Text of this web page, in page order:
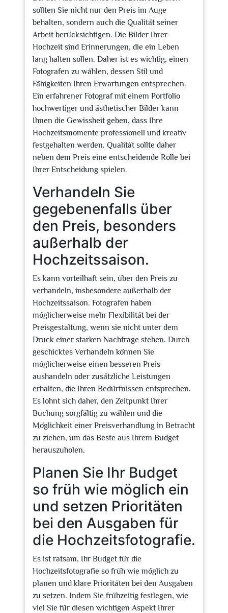
sollten Sie nicht nur den Preis im Auge
behalten, sondern auch die Qualität seiner
Arbeit berücksichtigen. Die Bilder Ihrer
Hochzeit sind Erinnerungen, die ein Leben
lang halten sollen. Daher ist es wichtig, einen
Fotografen zu wählen, dessen Stil und
Fähigkeiten Ihren Erwartungen entsprechen.
Ein erfahrener Fotograf mit einem Portfolio
hochwertiger und ästhetischer Bilder kann
Ihnen die Gewissheit geben, dass Ihre
Hochzeitsmomente professionell und kreativ
festgehalten werden. Qualität sollte daher
neben dem Preis eine entscheidende Rolle bei
Ihrer Entscheidung spielen.
Verhandeln Sie
gegebenenfalls über
den Preis, besonders
außerhalb der
Hochzeitssaison.
Es kann vorteilhaft sein, über den Preis zu
verhandeln, insbesondere außerhalb der
Hochzeitssaison. Fotografen haben
möglicherweise mehr Flexibilität bei der
Preisgestaltung, wenn sie nicht unter dem
Druck einer starken Nachfrage stehen. Durch
geschicktes Verhandeln können Sie
möglicherweise einen besseren Preis
aushandeln oder zusätzliche Leistungen
erhalten, die Ihren Bedürfnissen entsprechen.
Es lohnt sich daher, den Zeitpunkt Ihrer
Buchung sorgfältig zu wählen und die
Möglichkeit einer Preisverhandlung in Betracht
zu ziehen, um das Beste aus Ihrem Budget
herauszuholen.
Planen Sie Ihr Budget
so früh wie möglich ein
und setzen Prioritäten
bei den Ausgaben für
die Hochzeitsfotografie.
Es ist ratsam, Ihr Budget für die
Hochzeitsfotografie so früh wie möglich zu
planen und klare Prioritäten bei den Ausgaben
zu setzen. Indem Sie frühzeitig festlegen, wie
viel Sie für diesen wichtigen Aspekt Ihrer